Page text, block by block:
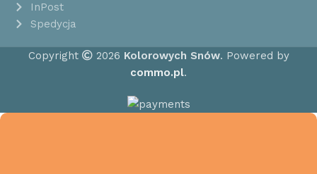
InPost
Spedycja
Copyright 2026 Kolorowych Snów. Powered by
commo.pl.